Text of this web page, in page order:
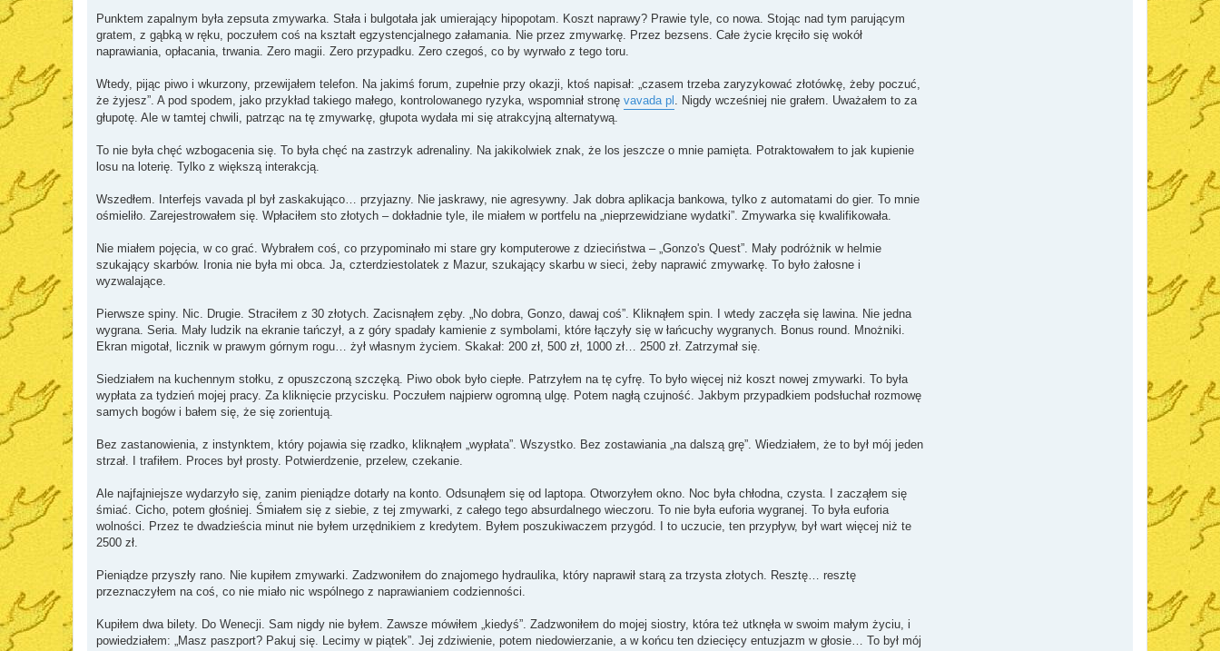
Punktem zapalnym była zepsuta zmywarka. Stała i bulgotała jak umierający hipopotam. Koszt naprawy? Prawie tyle, co nowa. Stojąc nad tym parującym
gratem, z gąbką w ręku, poczułem coś na kształt egzystencjalnego załamania. Nie przez zmywarkę. Przez bezsens. Całe życie kręciło się wokół
naprawiania, opłacania, trwania. Zero magii. Zero przypadku. Zero czegoś, co by wyrwało z tego toru.
Wtedy, pijąc piwo i wkurzony, przewijałem telefon. Na jakimś forum, zupełnie przy okazji, ktoś napisał: „czasem trzeba zaryzykować złotówkę, żeby poczuć,
że żyjesz”. A pod spodem, jako przykład takiego małego, kontrolowanego ryzyka, wspomniał stronę vavada pl . Nigdy wcześniej nie grałem. Uważałem to za
głupotę. Ale w tamtej chwili, patrząc na tę zmywarkę, głupota wydała mi się atrakcyjną alternatywą.
To nie była chęć wzbogacenia się. To była chęć na zastrzyk adrenaliny. Na jakikolwiek znak, że los jeszcze o mnie pamięta. Potraktowałem to jak kupienie
losu na loterię. Tylko z większą interakcją.
Wszedłem. Interfejs vavada pl był zaskakująco… przyjazny. Nie jaskrawy, nie agresywny. Jak dobra aplikacja bankowa, tylko z automatami do gier. To mnie
ośmieliło. Zarejestrowałem się. Wpłaciłem sto złotych – dokładnie tyle, ile miałem w portfelu na „nieprzewidziane wydatki”. Zmywarka się kwalifikowała.
Nie miałem pojęcia, w co grać. Wybrałem coś, co przypominało mi stare gry komputerowe z dzieciństwa – „Gonzo's Quest”. Mały podróżnik w helmie
szukający skarbów. Ironia nie była mi obca. Ja, czterdziestolatek z Mazur, szukający skarbu w sieci, żeby naprawić zmywarkę. To było żałosne i
wyzwalające.
Pierwsze spiny. Nic. Drugie. Straciłem z 30 złotych. Zacisnąłem zęby. „No dobra, Gonzo, dawaj coś”. Kliknąłem spin. I wtedy zaczęła się lawina. Nie jedna
wygrana. Seria. Mały ludzik na ekranie tańczył, a z góry spadały kamienie z symbolami, które łączyły się w łańcuchy wygranych. Bonus round. Mnożniki.
Ekran migotał, licznik w prawym górnym rogu… żył własnym życiem. Skakał: 200 zł, 500 zł, 1000 zł… 2500 zł. Zatrzymał się.
Siedziałem na kuchennym stołku, z opuszczoną szczęką. Piwo obok było ciepłe. Patrzyłem na tę cyfrę. To było więcej niż koszt nowej zmywarki. To była
wypłata za tydzień mojej pracy. Za kliknięcie przycisku. Poczułem najpierw ogromną ulgę. Potem nagłą czujność. Jakbym przypadkiem podsłuchał rozmowę
samych bogów i bałem się, że się zorientują.
Bez zastanowienia, z instynktem, który pojawia się rzadko, kliknąłem „wypłata”. Wszystko. Bez zostawiania „na dalszą grę”. Wiedziałem, że to był mój jeden
strzał. I trafiłem. Proces był prosty. Potwierdzenie, przelew, czekanie.
Ale najfajniejsze wydarzyło się, zanim pieniądze dotarły na konto. Odsunąłem się od laptopa. Otworzyłem okno. Noc była chłodna, czysta. I zacząłem się
śmiać. Cicho, potem głośniej. Śmiałem się z siebie, z tej zmywarki, z całego tego absurdalnego wieczoru. To nie była euforia wygranej. To była euforia
wolności. Przez te dwadzieścia minut nie byłem urzędnikiem z kredytem. Byłem poszukiwaczem przygód. I to uczucie, ten przypływ, był wart więcej niż te
2500 zł.
Pieniądze przyszły rano. Nie kupiłem zmywarki. Zadzwoniłem do znajomego hydraulika, który naprawił starą za trzysta złotych. Resztę… resztę
przeznaczyłem na coś, co nie miało nic wspólnego z naprawianiem codzienności.
Kupiłem dwa bilety. Do Wenecji. Sam nigdy nie byłem. Zawsze mówiłem „kiedyś”. Zadzwoniłem do mojej siostry, która też utknęła w swoim małym życiu, i
powiedziałem: „Masz paszport? Pakuj się. Lecimy w piątek”. Jej zdziwienie, potem niedowierzanie, a w końcu ten dziecięcy entuzjazm w głosie… To był mój